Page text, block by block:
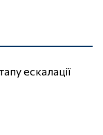
ескалації